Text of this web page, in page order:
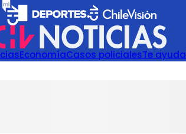
EconomíaCasos policialesTe ayuda